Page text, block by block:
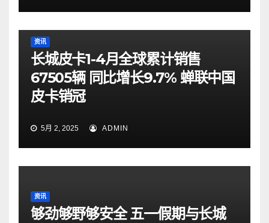
资讯
长城皮卡1-4月全球累计销售
67505辆 同比增长9.7% 蝉联中国
皮卡销冠
5月 2, 2025 ADMIN
资讯
够劲够野够安全 五一假期与长城